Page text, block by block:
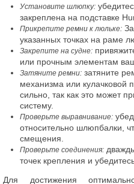
Установите шлюпку:
закреплена на подставке
Прикрепите ремни к люльке:
указанных точках на раме
Закрепите на судне:
или прочным элементам
Затяните ремни: затяните
механизма или кулачковой
сильно, так как это может
систему.
Проверьте выравнивание:
относительно шлюпбалки,
смещения.
Проверьте соединения:
точек крепления и
Для достижения